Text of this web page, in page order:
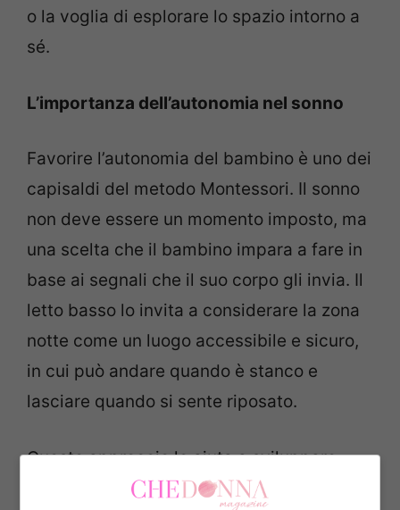
o la voglia di esplorare lo spazio intorno a
sé.
L’importanza dell’autonomia nel sonno
Favorire l’autonomia del bambino è uno dei
capisaldi del metodo Montessori. Il sonno
non deve essere un momento imposto, ma
una scelta che il bambino impara a fare in
base ai segnali che il suo corpo gli invia. Il
letto basso lo invita a considerare la zona
notte come un luogo accessibile e sicuro,
in cui può andare quando è stanco e
lasciare quando si sente riposato.
Questo approccio lo aiuta a sviluppare
fiducia in sé stesso, a conoscere i propri